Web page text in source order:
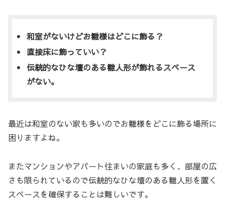
和室がないけどお雛様はどこに飾る？
直接床に飾っていい？
伝統的なひな壇のある雛人形が飾れるスペース
がない。
最近は和室のない家も多いのでお雛様をどこに飾る場所に
困りますよね。
またマンションやアパート住まいの家庭も多く、部屋の広
さも限られているので伝統的なひな壇のある雛人形を置く
スペースを確保することは難しいです。